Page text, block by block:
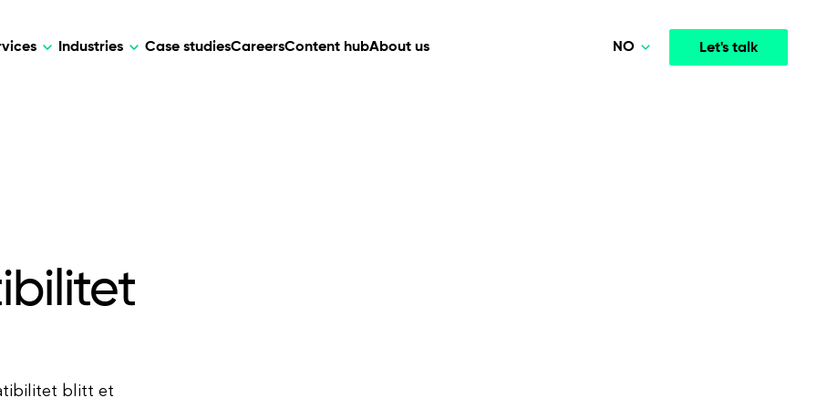
Industries Case studiesCareersContent hubAbout us Let's talk
NO
blitt et